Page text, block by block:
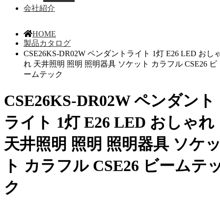
会社紹介
HOME
製品カタログ
CSE26KS-DR02W ペンダントライト 1灯 E26 LED おし
れ 天井照明 照明 照明器具 ソケット カラフル CSE26 ビ
ームテック
CSE26KS-DR02W ペンダント
ライト 1灯 E26 LED おしゃれ
天井照明 照明 照明器具 ソケ
ト カラフル CSE26 ビームテ
ク